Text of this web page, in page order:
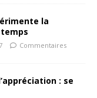
la
Commentaires
: se